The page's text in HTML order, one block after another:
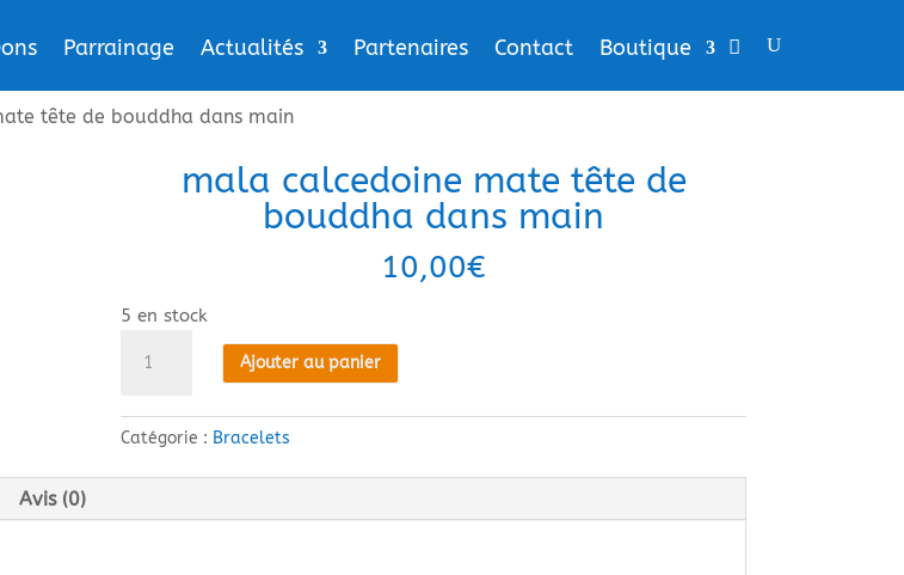
Parrainage Actualités Partenaires Contact Boutique
tête de bouddha dans main
mala calcedoine mate tête de
bouddha dans main
10,00€
5 en stock
calcedoine
de
Ajouter au panier
Catégorie : Bracelets
Avis (0)